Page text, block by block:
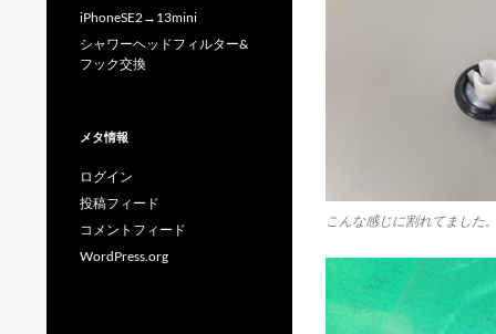
こんな感じに割れてました
iPhoneSE2→13mini
シャワーヘッドフィルター&
フック交換
メタ情報
ログイン
投稿フィード
コメントフィード
WordPress.org